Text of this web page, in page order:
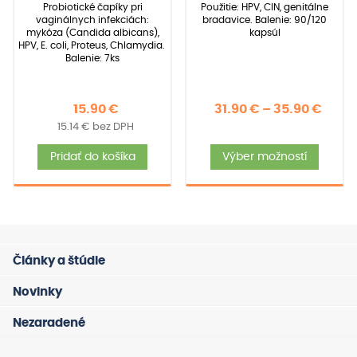
zákazníckych
recenzií
Probiotické čapíky pri
vaginálnych infekciách:
mykóza (Candida albicans),
HPV, E. coli, Proteus, Chlamydia.
Balenie: 7ks
15.90€
15.14 € bez DPH
Pridať do košíka
zákazníckych
recenzií
Použitie: HPV, CIN, genitálne
bradavice. Balenie: 90/120
kapsúl
31.90€ – 35.90€Price
Výber možností
má
Články a štúdie
Novinky
Nezaradené